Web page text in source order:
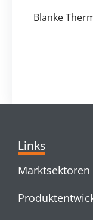
Blanke
Links
Marktsektoren